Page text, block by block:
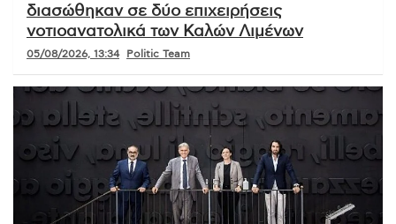
διασώθηκαν σε δύο επιχειρήσεις
νοτιοανατολικά των Καλών Λιμένων
05/08/2026, 13:34 Politic Team